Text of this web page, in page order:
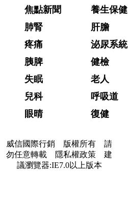
焦點新聞 養生保健
肺腎
肝膽
疼痛
泌尿系統
胰脾
健檢
失眠
老人
兒科
呼吸道
眼晴
復健
威信國際行銷 版權所有 請
勿任意轉載 隱私權政策 建
議瀏覽器:IE7.0以上版本